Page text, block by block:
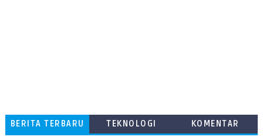
BERITA TERBARU TEKNOLOGI
KOMENTAR